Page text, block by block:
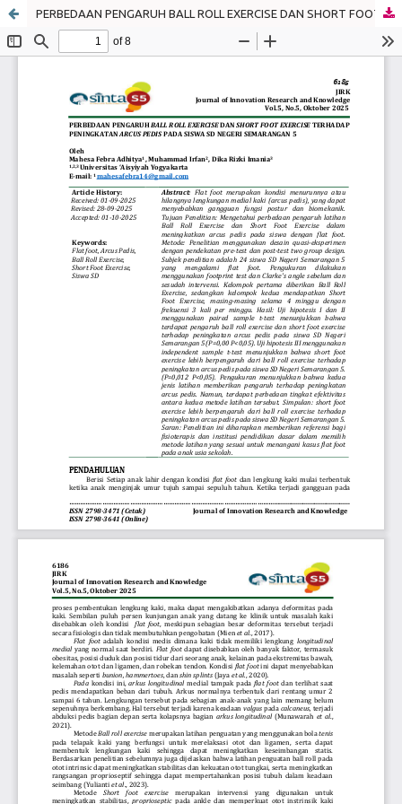
PERBEDAAN PENGARUH BALL ROLL EXERCISE DAN SHORT FOOT EXERCISE TERHADAP PENINGKATAN ARCUS PEDIS PADA SISWA SD NEGERI SEMARANGAN 5